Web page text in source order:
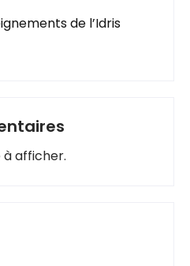
de l’Idris
afficher.